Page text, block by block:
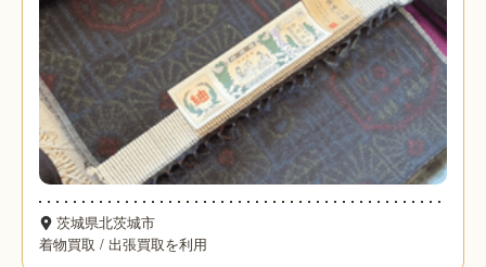
茨城県北茨城市
着物買取 / 出張買取を利用